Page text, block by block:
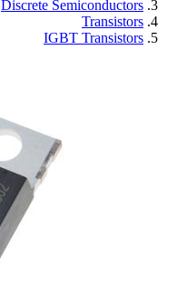
Discrete Semiconductors
Transistors
IGBT Transistors